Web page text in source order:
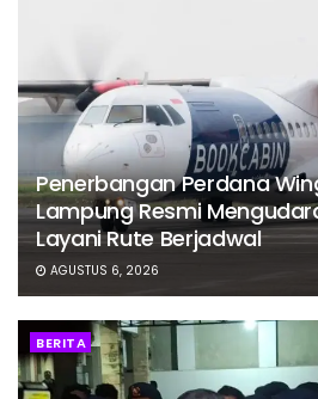
Penerbangan Perdana
Lampung Resmi
Layani Rute Berjadwal
AGUSTUS 6, 2026
BERITA